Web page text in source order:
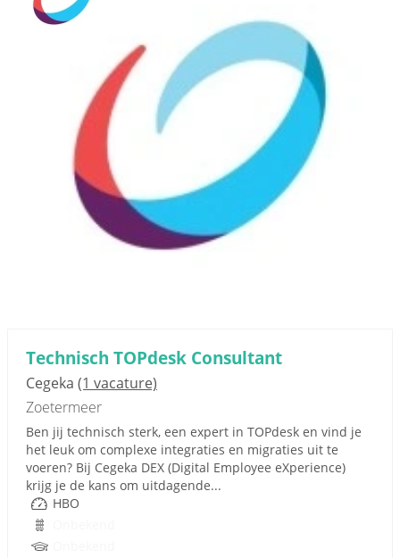
Technisch TOPdesk Consultant
Cegeka (1 vacature)
Zoetermeer
Ben jij technisch sterk, een expert in TOPdesk en vind je
het leuk om complexe integraties en migraties uit te
voeren? Bij Cegeka DEX (Digital Employee eXperience)
krijg je de kans om uitdagende...
HBO